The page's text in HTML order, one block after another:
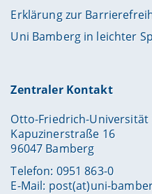
Erklärung zur
Uni Bamberg in leichter
Zentraler Kontakt
Otto-Friedrich-Universität
Kapuzinerstraße 16
96047 Bamberg
Telefon: 0951 863-0
E-Mail: post(at)uni-